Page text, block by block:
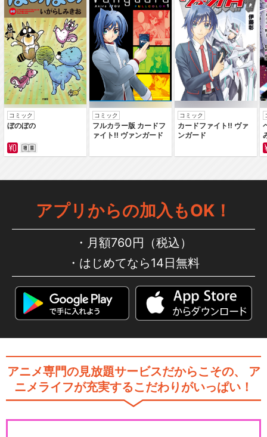
ズ7）
きかんしゃトーマス（シリー
ズ9）
きかんしゃトーマス（シリー
きかんしゃトーマス（シリー
ズ11）
きかんしゃトーマス（シリー
ズ13）
きかんしゃトーマス（シリー
ズ14）
コミック
ぼのぼの
コミック
フルカラー版 カードフ
ァイト‼ ヴァンガード
コミック
カードファイト‼ ヴァ
ンガード
アプリからの加入もOK！
月額760円（税込）
はじめてなら14日無料
アニメ専門の見放題サービスだからこその、
ア
ニメライフが充実するこだわりがいっぱい！